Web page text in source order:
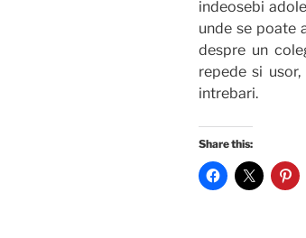
indeosebi
unde se poate
despre un
repede si
intrebari.
Share this: